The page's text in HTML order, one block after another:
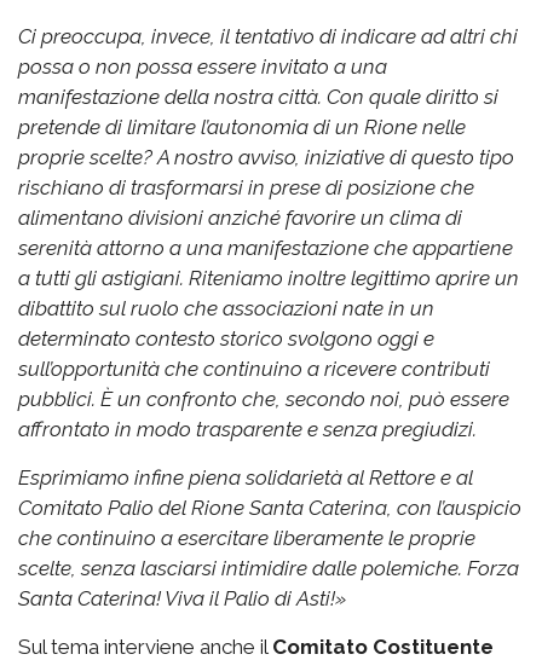
Ci preoccupa, invece, il tentativo di indicare ad altri chi
possa o non possa essere invitato a una
manifestazione della nostra città. Con quale diritto si
pretende di limitare l’autonomia di un Rione nelle
proprie scelte?A nostro avviso, iniziative di questo tipo
rischiano di trasformarsi in prese di posizione che
alimentano divisioni anziché favorire un clima di
serenità attorno a una manifestazione che appartiene
a tutti gli astigiani. Riteniamo inoltre legittimo aprire un
dibattito sul ruolo che associazioni nate in un
determinato contesto storico svolgono oggi e
sull’opportunità che continuino a ricevere contributi
pubblici. È un confronto che, secondo noi, può essere
affrontato in modo trasparente e senza pregiudizi.
Esprimiamo infine piena solidarietà al Rettore e al
Comitato Palio del Rione Santa Caterina, con l’auspicio
che continuino a esercitare liberamente le proprie
scelte, senza lasciarsi intimidire dalle polemiche. Forza
Santa Caterina! Viva il Palio di Asti!»
Sul tema interviene anche il Comitato Costituente